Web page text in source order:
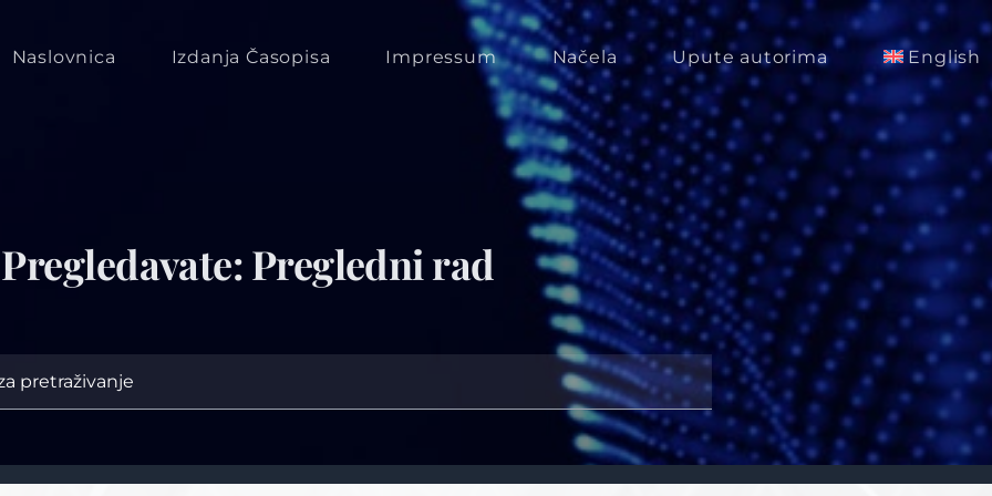
Naslovnica Izdanja Časopisa Impressum Načela Upute autorima English
Pregledavate: Pregledni rad